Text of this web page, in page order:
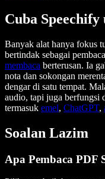
Cuba
Banyak alat hanya fokus
bertindak sebagai
membaca berterusan. Ia
nota dan sokongan
dengar di satu tempat.
audio, tapi juga berfungsi
termasuk emel, ChatGPT,
Soalan Lazim
Apa Pembaca PDF